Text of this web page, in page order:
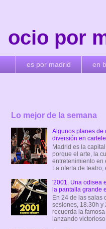
ocio por
es por madrid en
Lo mejor de la semana
Algunos planes de
diversión en
Madrid es la
porque el arte, la
entretenimiento en
La oferta de teatro,
'2001. Una odisea
la pantalla grande
En 24 de las salas
sesiones, 18.30h y
recuerda la
lanzando